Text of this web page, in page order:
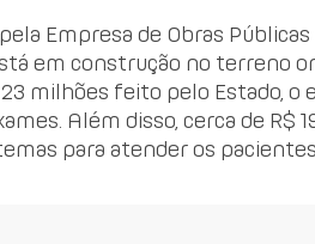
Empresa de Obras
em construção no terreno
milhões feito pelo Estado, o
Além disso, cerca de R$
para atender os